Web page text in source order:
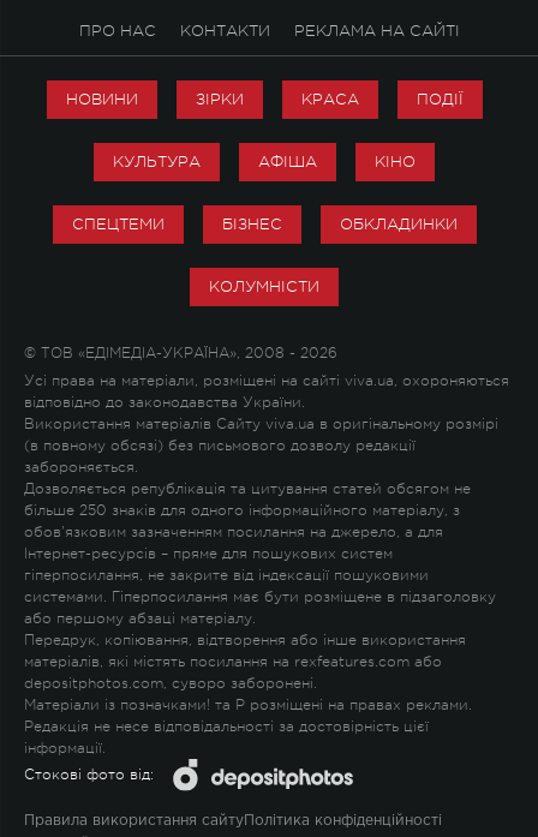
ПРО НАС КОНТАКТИ РЕКЛАМА НА САЙТІ
НОВИНИ ЗІРКИ КРАСА ПОДІЇ
КУЛЬТУРА АФІША КІНО
СПЕЦТЕМИ БІЗНЕС ОБКЛАДИНКИ
КОЛУМНІСТИ
© ТОВ «ЕДІМЕДІА-УКРАЇНА», 2008 - 2026
Усі права на матеріали, розміщені на сайті viva.ua, охороняються
відповідно до законодавства України.
Використання матеріалів Сайту viva.ua в оригінальному розмірі
(в повному обсязі) без письмового дозволу редакції
забороняється.
Дозволяється републікація та цитування статей обсягом не
більше 250 знаків для одного інформаційного матеріалу, з
обов'язковим зазначенням посилання на джерело, а для
Інтернет-ресурсів – пряме для пошукових систем
гіперпосилання, не закрите від індексації пошуковими
системами. Гіперпосилання має бути розміщене в підзаголовку
або першому абзаці матеріалу.
Передрук, копіювання, відтворення або інше використання
матеріалів, які містять посилання на rexfeatures.com або
depositphotos.com, суворо заборонені.
Матеріали із позначками! та P розміщені на правах реклами.
Редакція не несе відповідальності за достовірність цієї
інформації.
Стокові фото від:
Правила використання сайту Політика конфіденційності